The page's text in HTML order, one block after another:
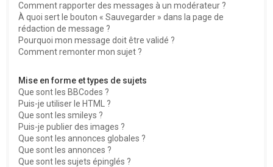
Comment rapporter des messages à un modérateur ?
À quoi sert le bouton « Sauvegarder » dans la page de
rédaction de message ?
Pourquoi mon message doit être validé ?
Comment remonter mon sujet ?
Mise en forme et types de sujets
Que sont les BBCodes ?
Puis-je utiliser le HTML ?
Que sont les smileys ?
Puis-je publier des images ?
Que sont les annonces globales ?
Que sont les annonces ?
Que sont les sujets épinglés ?